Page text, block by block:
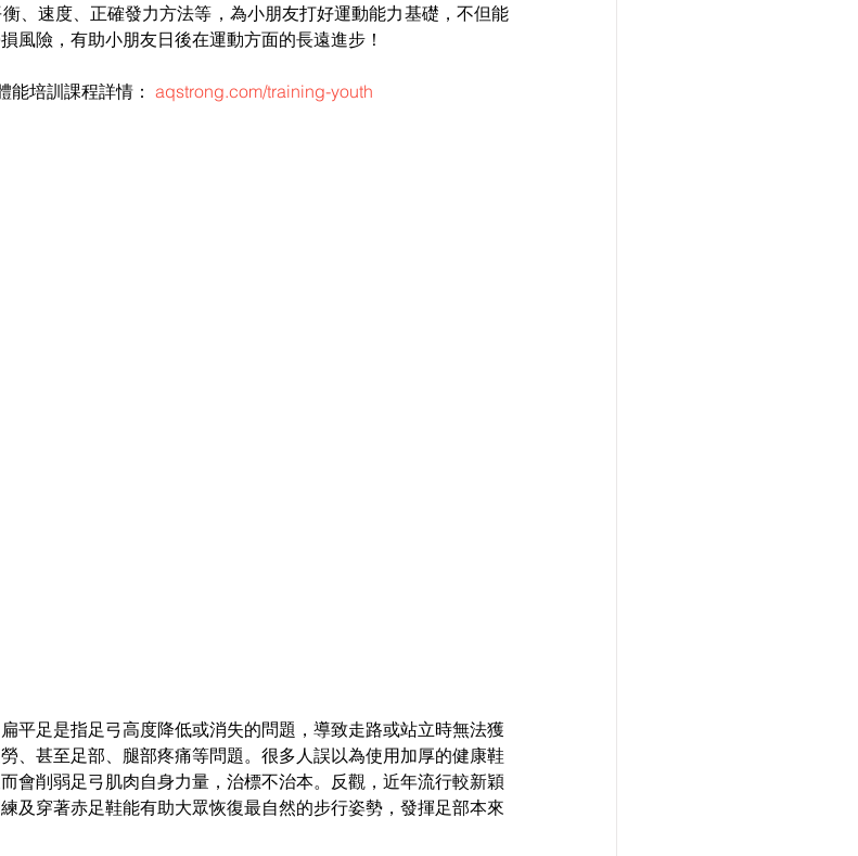
、速度、正確發力方法等，為小朋友打好運動能力基礎，不但能
風險，有助小朋友日後在運動方面的長遠進步！
能培訓課程詳情： aqstrong.com/training-youth
平足是指足弓高度降低或消失的問題，導致走路或站立時無法獲
、甚至足部、腿部疼痛等問題。很多人誤以為使用加厚的健康鞋
會削弱足弓肌肉自身力量，治標不治本。反觀，近年流行較新穎
及穿著赤足鞋能有助大眾恢復最自然的步行姿勢，發揮足部本來